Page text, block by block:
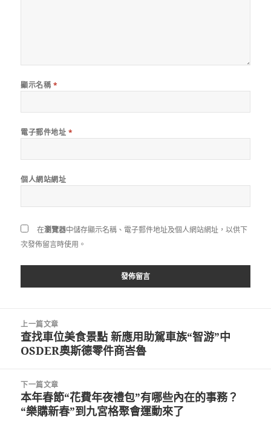
顯示名稱 *
電子郵件地址 *
個人網站網址
在瀏覽器中儲存顯示名稱、電子郵件地址及個人網站網址，以供下
次發佈留言時使用。
上一篇文章
上
一
文
章:
查找車位美食景點 新應用助駕車族“智游”中
OSDER奧斯德零件商峇魯
下一篇文章
下
一
本年春節“花費年夜禮包”有哪些內在的事務？
“樂購新春”到九宮格聚會運動來了